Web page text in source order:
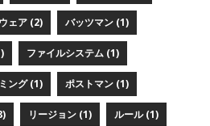
ェア (2) バッツマン (1)
ファイルシステム (1)
ング (1) ポストマン (1)
リージョン (1) ルール (1)